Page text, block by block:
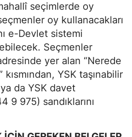
seçimlerde oy
oy kullanacakları
e-Devlet sistemi
Seçmenler
yer alan “Nerede
kısmından, YSK taşınabilir
da YSK davet
9 975) sandıklarını